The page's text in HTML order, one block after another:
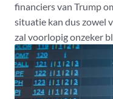
financiers van Trump
situatie kan dus zowel
zal voorlopig onzeker